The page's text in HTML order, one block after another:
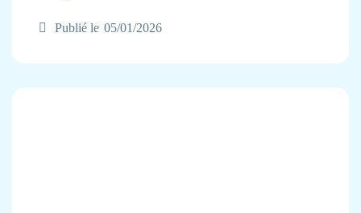
Publié le 05/01/2026